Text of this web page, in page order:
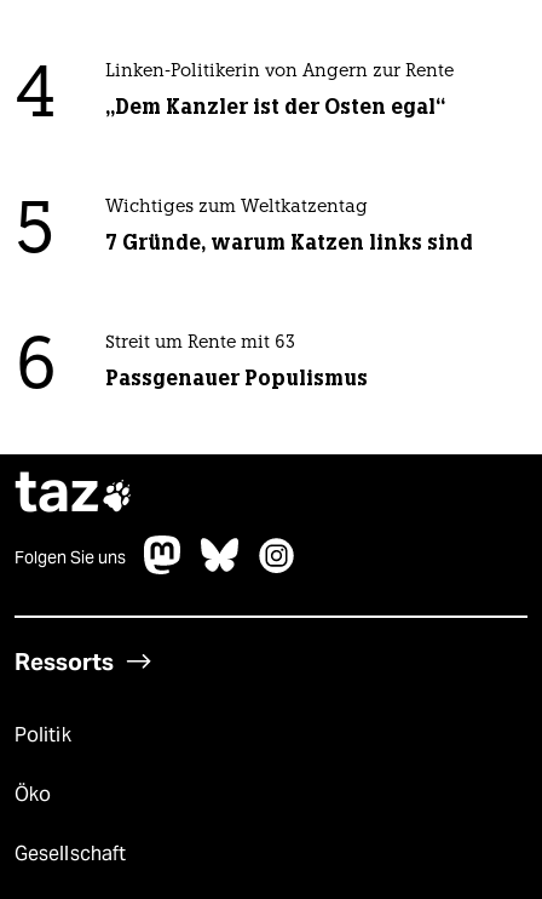
4 Linken-Politikerin von Angern zur Rente
„Dem Kanzler ist der Osten egal“
5 Wichtiges zum Weltkatzentag
7 Gründe, warum Katzen links sind
6 Streit um Rente mit 63
Passgenauer Populismus
taz
Folgen Sie uns
Ressorts
Politik
Öko
Gesellschaft